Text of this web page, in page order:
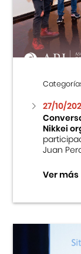
Centro
Cursos
Museo
Fondo
Teatro
27/10/
Nikkei
Juan
Ver más